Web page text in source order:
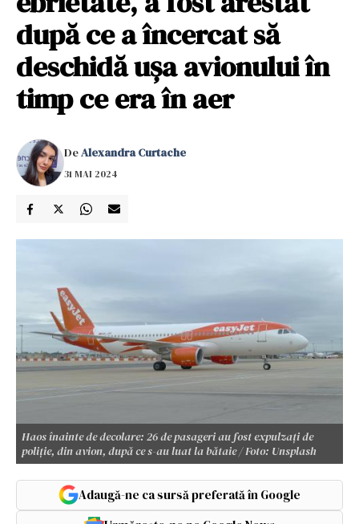
după ce a încercat să
deschidă ușa avionului în
timp ce era în aer
DeAlexandra Curtache
31 MAI 2024
Haos înainte de decolare: 26 de pasageri au fost expulzați de
poliție, din avion, după ce s-au luat la bătaie / Foto: Unsplash
Adaugă-ne ca sursă preferată în Google